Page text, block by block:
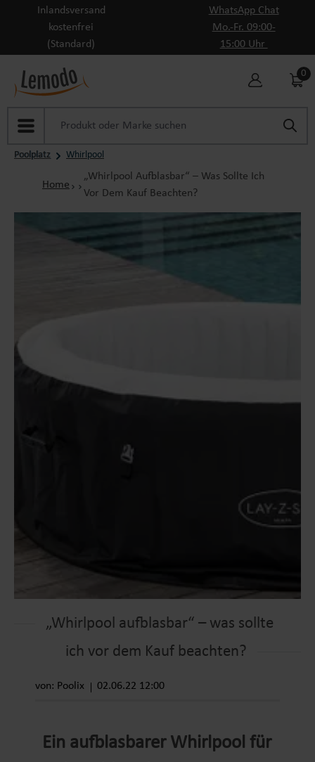
Zum Hauptinhalt springen
Inlandsversand
kostenfrei
(Standard)
WhatsApp Chat
Mo.-Fr. 09:00-
15:00 Uhr
0
Poolplatz Whirlpool
Home
„Whirlpool Aufblasbar“ – Was Sollte Ich
Vor Dem Kauf Beachten?
„Whirlpool aufblasbar“ – was sollte
ich vor dem Kauf beachten?
von: Poolix 02.06.22 12:00
Ein aufblasbarer Whirlpool für